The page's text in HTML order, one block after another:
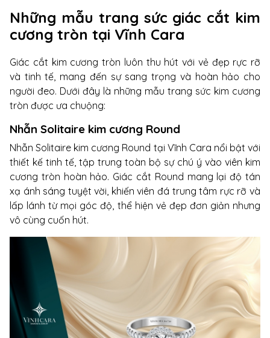
Những mẫu trang sức giác cắt kim
cương tròn tại Vĩnh Cara
Giác cắt kim cương tròn luôn thu hút với vẻ đẹp rực rỡ
và tinh tế, mang đến sự sang trọng và hoàn hảo cho
người đeo. Dưới đây là những mẫu trang sức kim cương
tròn được ưa chuộng:
Nhẫn Solitaire kim cương Round
Nhẫn Solitaire kim cương Round tại Vĩnh Cara nổi bật với
thiết kế tinh tế, tập trung toàn bộ sự chú ý vào viên kim
cương tròn hoàn hảo. Giác cắt Round mang lại độ tán
xạ ánh sáng tuyệt vời, khiến viên đá trung tâm rực rỡ và
lấp lánh từ mọi góc độ, thể hiện vẻ đẹp đơn giản nhưng
vô cùng cuốn hút.